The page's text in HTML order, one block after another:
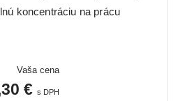
koncentráciu na prácu
Vaša cena
€ s DPH